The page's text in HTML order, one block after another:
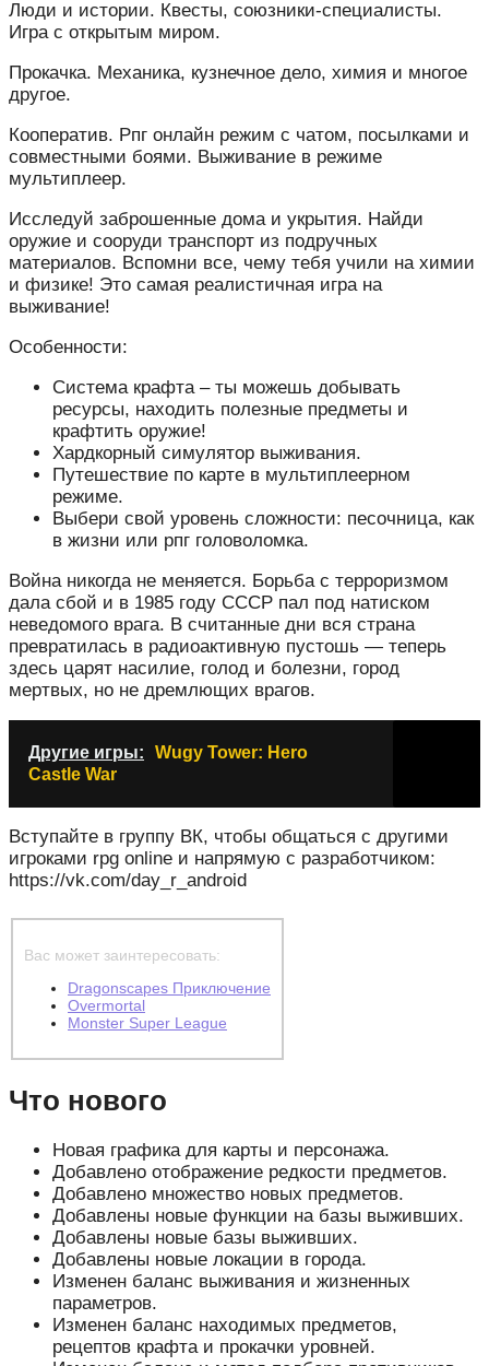
Люди и истории. Квесты, союзники-специалисты.
Игра с открытым миром.
Прокачка. Механика, кузнечное дело, химия и многое
другое.
Кооператив. Рпг онлайн режим с чатом, посылками и
совместными боями. Выживание в режиме
мультиплеер.
Исследуй заброшенные дома и укрытия. Найди
оружие и сооруди транспорт из подручных
материалов. Вспомни все, чему тебя учили на химии
и физике! Это самая реалистичная игра на
выживание!
Особенности:
Система крафта – ты можешь добывать
ресурсы, находить полезные предметы и
крафтить оружие!
Хардкорный симулятор выживания.
Путешествие по карте в мультиплеерном
режиме.
Выбери свой уровень сложности: песочница, как
в жизни или рпг головоломка.
Война никогда не меняется. Борьба с терроризмом
дала сбой и в 1985 году СССР пал под натиском
неведомого врага. В считанные дни вся страна
превратилась в радиоактивную пустошь — теперь
здесь царят насилие, голод и болезни, город
мертвых, но не дремлющих врагов.
Другие игры:
Wugy Tower: Hero
Castle War
Вступайте в группу ВК, чтобы общаться с другими
игроками rpg online и напрямую с разработчиком:
https://vk.com/day_r_android
Вас может заинтересовать:
Dragonscapes Приключение
Overmortal
Monster Super League
Что нового
Новая графика для карты и персонажа.
Добавлено отображение редкости предметов.
Добавлено множество новых предметов.
Добавлены новые функции на базы выживших.
Добавлены новые базы выживших.
Добавлены новые локации в города.
Изменен баланс выживания и жизненных
параметров.
Изменен баланс находимых предметов,
рецептов крафта и прокачки уровней.